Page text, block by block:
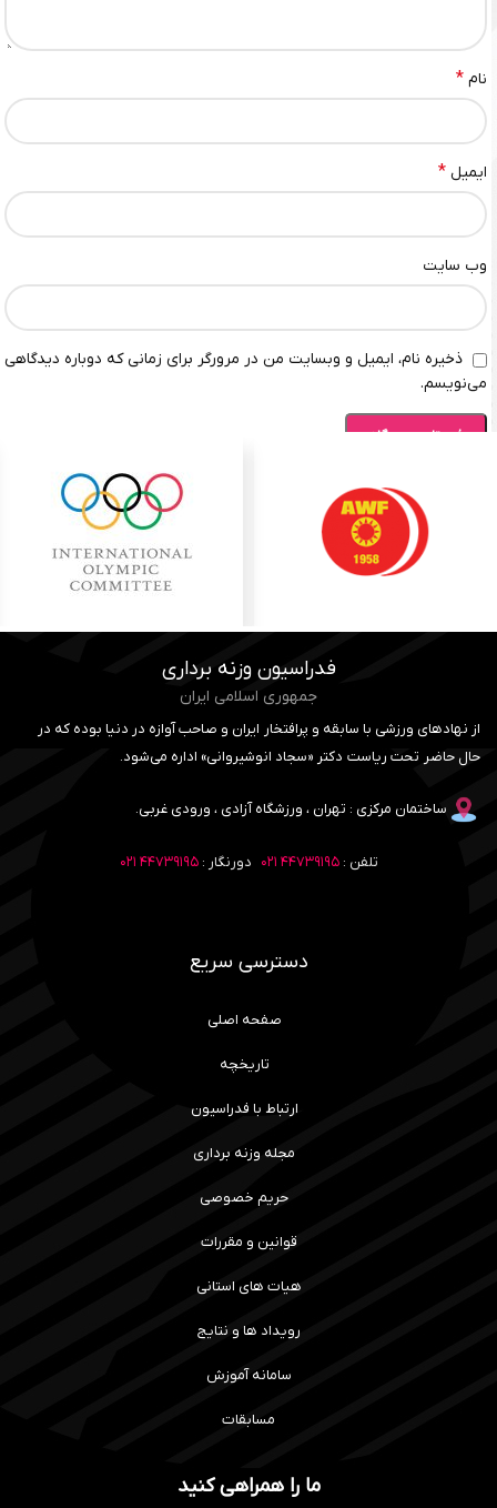
نام *
ایمیل *
وب‌ سایت
ذخیره نام، ایمیل و وبسایت من در مرورگر برای زمانی که دوباره دیدگاهی
می‌نویسم.
فدراسیون وزنه برداری
جمهوری اسلامی ایران
از نهادهای ورزشی با سابقه و پرافتخار ایران و صاحب آوازه در دنیا بوده که در
حال حاضر تحت ریاست دکتر «سجاد انوشیروانی» اداره می‌شود.
ساختمان مرکزی : تهران ، ورزشگاه آزادی ، ورودی غربی.
تلفن :۴۴۷۳۹۱۹۵ ۰۲۱ دورنگار :۴۴۷۳۹۱۹۵ ۰۲۱
دسترسی سریع
صفحه اصلی
تاریخچه
ارتباط با فدراسیون
مجله وزنه برداری
حریم خصوصی
قوانین و مقررات
هیات های استانی
رویداد ها و نتایج
سامانه آموزش
مسابقات
ما را همراهی کنید